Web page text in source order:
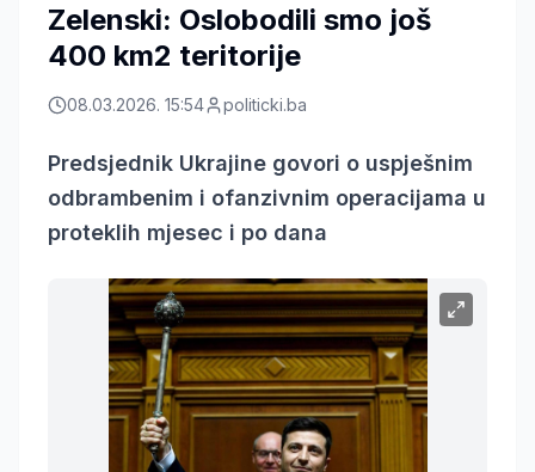
Zelenski: Oslobodili smo još
400 km2 teritorije
08.03.2026. 15:54 politicki.ba
Predsjednik Ukrajine govori o uspješnim
odbrambenim i ofanzivnim operacijama u
proteklih mjesec i po dana